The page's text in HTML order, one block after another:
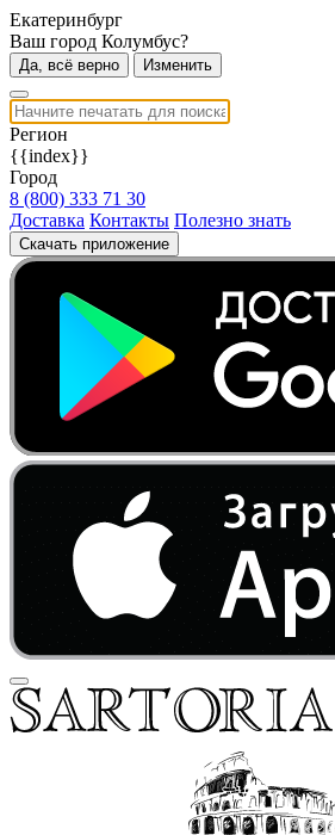
Екатеринбург
Ваш город Колумбус?
Да, всё верно Изменить
Регион
{{index}}
Город
8 (800) 333 71 30
Доставка Контакты Полезно знать
Скачать приложение